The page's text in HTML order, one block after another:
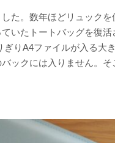
た。数年ほどリュック
いたトートバッグを復
りA4ファイルが入る大
ックには入りません。